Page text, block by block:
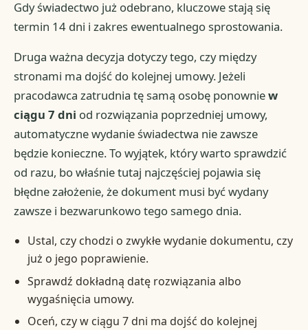
Gdy świadectwo już odebrano, kluczowe stają się
termin 14 dni i zakres ewentualnego sprostowania.
Druga ważna decyzja dotyczy tego, czy między
stronami ma dojść do kolejnej umowy. Jeżeli
pracodawca zatrudnia tę samą osobę ponowniew
ciągu 7 dni od rozwiązania poprzedniej umowy,
automatyczne wydanie świadectwa nie zawsze
będzie konieczne. To wyjątek, który warto sprawdzić
od razu, bo właśnie tutaj najczęściej pojawia się
błędne założenie, że dokument musi być wydany
zawsze i bezwarunkowo tego samego dnia.
Ustal, czy chodzi o zwykłe wydanie dokumentu, czy
już o jego poprawienie.
Sprawdź dokładną datę rozwiązania albo
wygaśnięcia umowy.
Oceń, czy w ciągu 7 dni ma dojść do kolejnej